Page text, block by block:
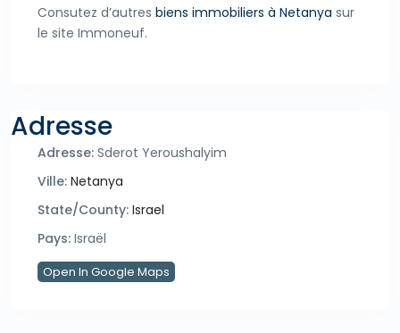
Consutez d’autres biens immobiliers à Netanya sur
le site Immoneuf.
Adresse
Adresse: Sderot Yeroushalyim
Ville: Netanya
State/County: Israel
Pays: Israël
Open In Google Maps